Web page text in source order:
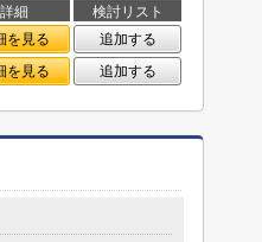
詳細
検討リスト
を見る
追加する
を見る 追加する